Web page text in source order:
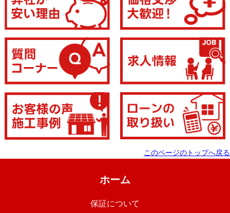
このページのトップへ戻る
ホーム
保証について